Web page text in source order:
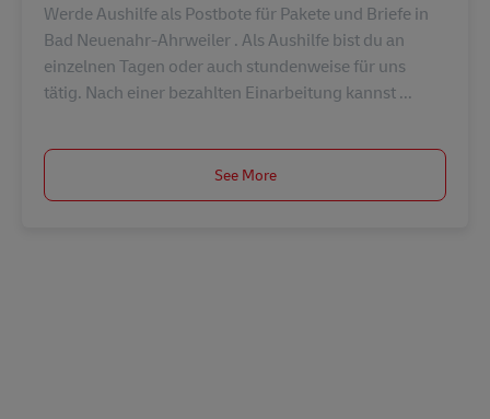
Werde Aushilfe als Postbote für Pakete und Briefe in
Bad Neuenahr-Ahrweiler . Als Aushilfe bist du an
einzelnen Tagen oder auch stundenweise für uns
tätig. Nach einer bezahlten Einarbeitung kannst ...
See More